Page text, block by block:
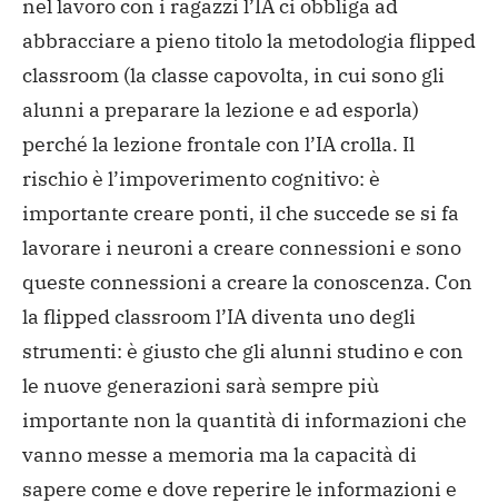
nel lavoro con i ragazzi l’IA ci obbliga ad
abbracciare a pieno titolo la metodologia flipped
classroom (la classe capovolta, in cui sono gli
alunni a preparare la lezione e ad esporla)
perché la lezione frontale con l’IA crolla. Il
rischio è l’impoverimento cognitivo: è
importante creare ponti, il che succede se si fa
lavorare i neuroni a creare connessioni e sono
queste connessioni a creare la conoscenza. Con
la flipped classroom l’IA diventa uno degli
strumenti: è giusto che gli alunni studino e con
le nuove generazioni sarà sempre più
importante non la quantità di informazioni che
vanno messe a memoria ma la capacità di
sapere come e dove reperire le informazioni e